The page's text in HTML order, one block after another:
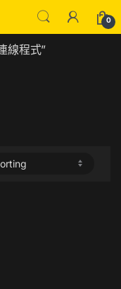
0
線程式”